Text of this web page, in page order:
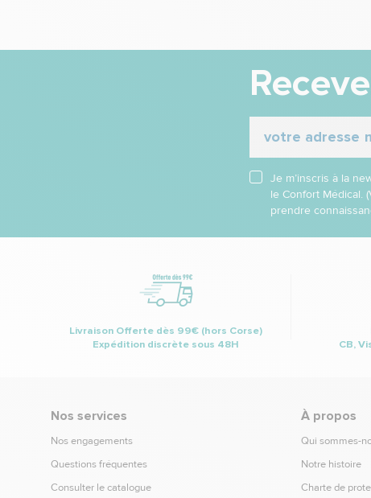
Je m’inscris à la
le Confort Médical.
prendre
Livraison Offerte dès 99€ (hors Corse)
Expédition discrète sous 48H
CB,
Nos services
Nos engagements
Questions fréquentes
Consulter le catalogue
À propos
Qui sommes-
Notre histoire
Charte de